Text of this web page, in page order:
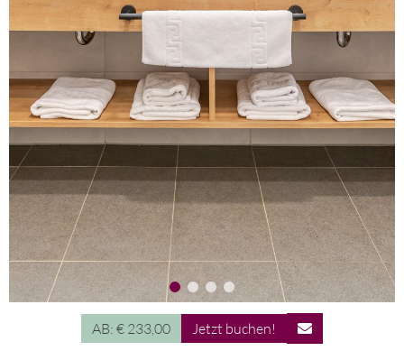
AB: € 233,00
Jetzt buchen!